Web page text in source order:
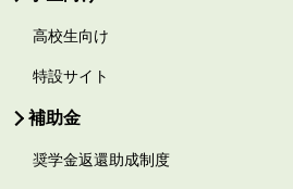
高校生向け
特設サイト
補助金
奨学金返還助成制度